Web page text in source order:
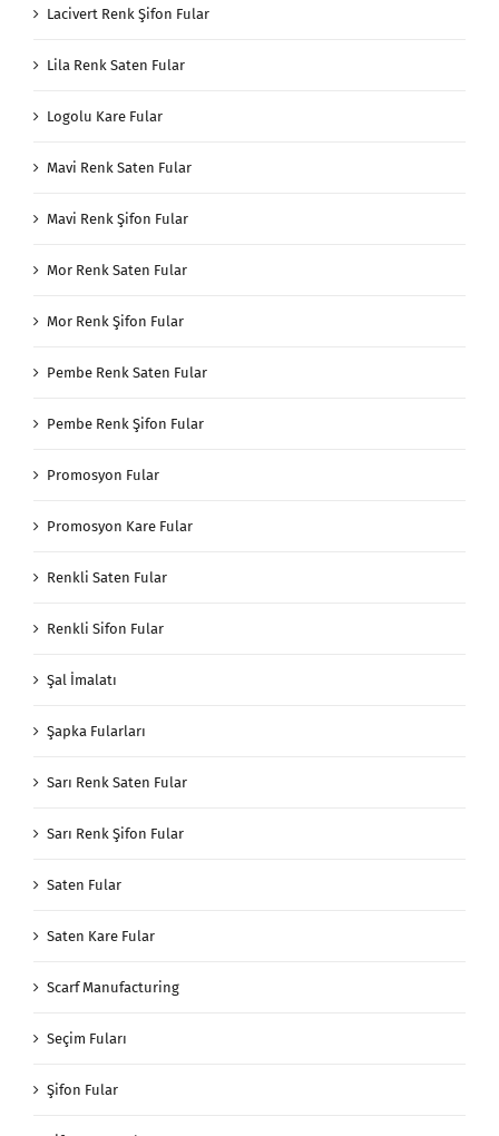
Lacivert Renk Şifon Fular
Lila Renk Saten Fular
Logolu Kare Fular
Mavi Renk Saten Fular
Mavi Renk Şifon Fular
Mor Renk Saten Fular
Mor Renk Şifon Fular
Pembe Renk Saten Fular
Pembe Renk Şifon Fular
Promosyon Fular
Promosyon Kare Fular
Renkli Saten Fular
Renkli Sifon Fular
Şal İmalatı
Şapka Fularları
Sarı Renk Saten Fular
Sarı Renk Şifon Fular
Saten Fular
Saten Kare Fular
Scarf Manufacturing
Seçim Fuları
Şifon Fular